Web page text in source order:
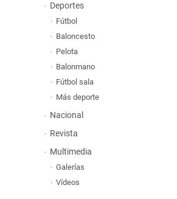
Deportes
Fútbol
Baloncesto
Pelota
Balonmano
Fútbol sala
Más deporte
Nacional
Revista
Multimedia
Galerías
Vídeos